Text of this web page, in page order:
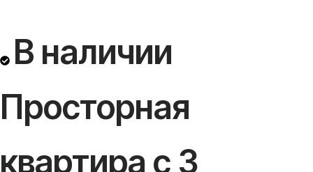
В наличии
Просторная
квартира с 3